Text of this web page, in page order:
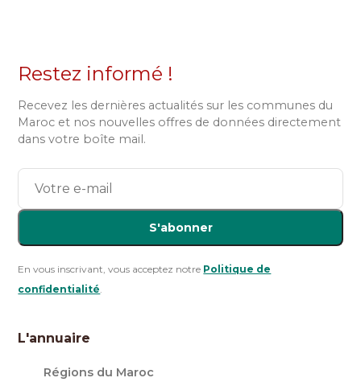
Restez informé !
Recevez les dernières actualités sur les communes du
Maroc et nos nouvelles offres de données directement
dans votre boîte mail.
S'abonner
En vous inscrivant, vous acceptez notre Politique de
confidentialité.
L'annuaire
Régions du Maroc